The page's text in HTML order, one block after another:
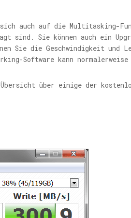
sich auch auf die Multitasking-
sind. Sie können auch ein
Sie die Geschwindigkeit
Software kann
über einige der